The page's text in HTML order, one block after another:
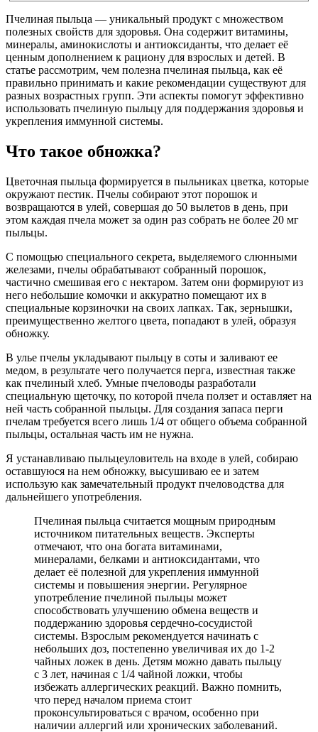
Пчелиная пыльца — уникальный продукт с множеством
полезных свойств для здоровья. Она содержит витамины,
минералы, аминокислоты и антиоксиданты, что делает её
ценным дополнением к рациону для взрослых и детей. В
статье рассмотрим, чем полезна пчелиная пыльца, как её
правильно принимать и какие рекомендации существуют для
разных возрастных групп. Эти аспекты помогут эффективно
использовать пчелиную пыльцу для поддержания здоровья и
укрепления иммунной системы.
Что такое обножка?
Цветочная пыльца формируется в пыльниках цветка, которые
окружают пестик. Пчелы собирают этот порошок и
возвращаются в улей, совершая до 50 вылетов в день, при
этом каждая пчела может за один раз собрать не более 20 мг
пыльцы.
С помощью специального секрета, выделяемого слюнными
железами, пчелы обрабатывают собранный порошок,
частично смешивая его с нектаром. Затем они формируют из
него небольшие комочки и аккуратно помещают их в
специальные корзиночки на своих лапках. Так, зернышки,
преимущественно желтого цвета, попадают в улей, образуя
обножку.
В улье пчелы укладывают пыльцу в соты и заливают ее
медом, в результате чего получается перга, известная также
как пчелиный хлеб. Умные пчеловоды разработали
специальную щеточку, по которой пчела ползет и оставляет на
ней часть собранной пыльцы. Для создания запаса перги
пчелам требуется всего лишь 1/4 от общего объема собранной
пыльцы, остальная часть им не нужна.
Я устанавливаю пыльцеуловитель на входе в улей, собираю
оставшуюся на нем обножку, высушиваю ее и затем
использую как замечательный продукт пчеловодства для
дальнейшего употребления.
Пчелиная пыльца считается мощным природным
источником питательных веществ. Эксперты
отмечают, что она богата витаминами,
минералами, белками и антиоксидантами, что
делает её полезной для укрепления иммунной
системы и повышения энергии. Регулярное
употребление пчелиной пыльцы может
способствовать улучшению обмена веществ и
поддержанию здоровья сердечно-сосудистой
системы. Взрослым рекомендуется начинать с
небольших доз, постепенно увеличивая их до 1-2
чайных ложек в день. Детям можно давать пыльцу
с 3 лет, начиная с 1/4 чайной ложки, чтобы
избежать аллергических реакций. Важно помнить,
что перед началом приема стоит
проконсультироваться с врачом, особенно при
наличии аллергий или хронических заболеваний.